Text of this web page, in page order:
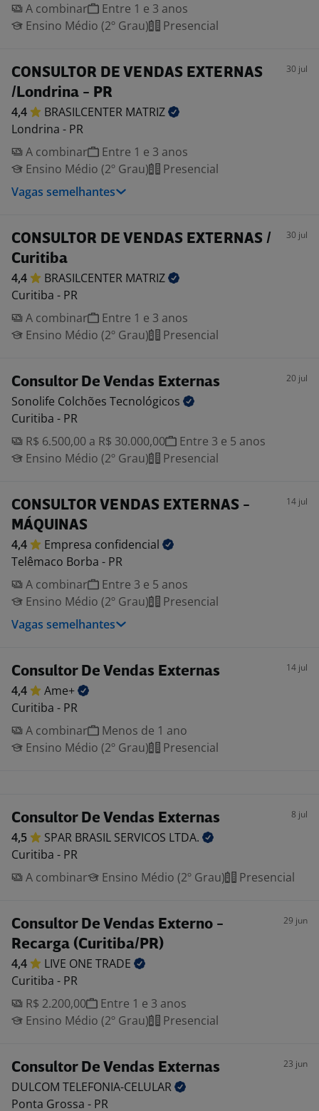
A combinar
Entre 1 e 3 anos
Ensino Médio (2º Grau)
Presencial
CONSULTOR DE VENDAS EXTERNAS
/Londrina - PR
30 jul
4,4 BRASILCENTER MATRIZ
Londrina - PR
A combinar
Entre 1 e 3 anos
Ensino Médio (2º Grau)
Presencial
Vagas semelhantes
CONSULTOR DE VENDAS EXTERNAS /
Curitiba
30 jul
4,4 BRASILCENTER MATRIZ
Curitiba - PR
A combinar
Entre 1 e 3 anos
Ensino Médio (2º Grau)
Presencial
Consultor De Vendas Externas 20 jul
Sonolife Colchões Tecnológicos
Curitiba - PR
R$ 6.500,00 a R$ 30.000,00
Entre 3 e 5 anos
Ensino Médio (2º Grau)
Presencial
CONSULTOR VENDAS EXTERNAS -
MÁQUINAS
14 jul
4,4 Empresa confidencial
Telêmaco Borba - PR
A combinar
Entre 3 e 5 anos
Ensino Médio (2º Grau)
Presencial
Vagas semelhantes
Consultor De Vendas Externas 14 jul
4,4
Ame+
Curitiba - PR
A combinar
Menos de 1 ano
Ensino Médio (2º Grau)
Presencial
Consultor De Vendas Externas 8 jul
4,5 SPAR BRASIL SERVICOS LTDA.
Curitiba - PR
A combinar
Ensino Médio (2º Grau) Presencial
Consultor De Vendas Externo -
Recarga (Curitiba/PR)
29 jun
4,4 LIVE ONE TRADE
Curitiba - PR
R$ 2.200,00
Entre 1 e 3 anos
Ensino Médio (2º Grau)
Presencial
Consultor De Vendas Externas 23 jun
DULCOM TELEFONIA-CELULAR
Ponta Grossa - PR